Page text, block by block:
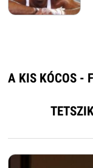
A KIS KÓCOS -